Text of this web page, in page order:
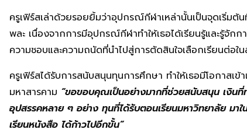
ครูเฟิร์สเล่าด้วยรอยยิ้มว่าอุปกรณ์กีฬาเหล่านั้นเป็นจุดเริ่มต้น
พละ เนื่องจากการมีอุปกรณ์กีฬาทำให้เธอได้เรียนรู้และรู้จั
ความชอบและความถนัดที่นำไปสู่การตัดสินใจเลือกเรียนต่อ
ครูเฟิร์สได้รับการสนับสนุนทุนการศึกษา ทำให้เธอมีโอกาสเ
มหาสารคาม “ขอขอบคุณเป็นอย่างมากที่ช่วยสนับสนุน เงิน
อุปสรรคหลาย ๆ อย่าง ทุนที่ได้รับตอนเรียนมหาวิทยาลัย มา
เรียนหนังสือ ได้ก้าวไปอีกขั้น”